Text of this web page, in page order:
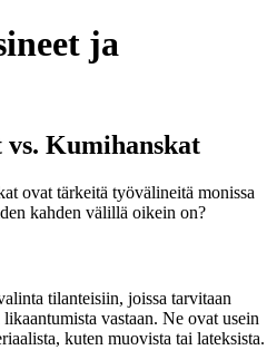
ja
Kumihanskat
ovat tärkeitä työvälineitä monissa
kahden välillä oikein on?
tilanteisiin, joissa tarvitaan
vastaan. Ne ovat usein
kuten muovista tai lateksista.